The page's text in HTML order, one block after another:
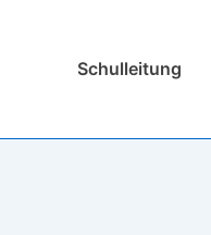
Hauptnavigation
Schulleitung